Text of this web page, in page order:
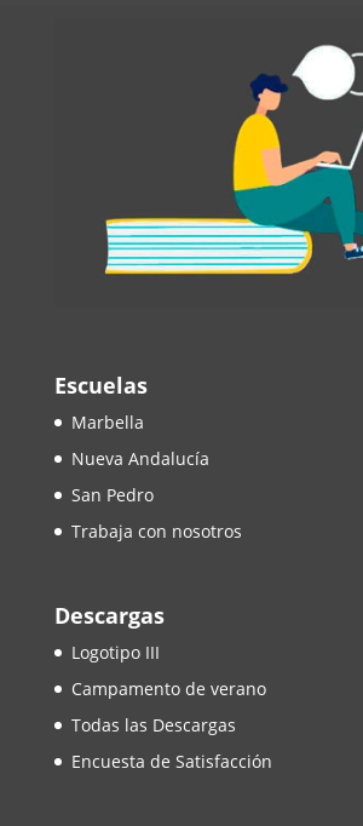
Escuelas
Marbella
Nueva Andalucía
San Pedro
Trabaja con nosotros
Descargas
Logotipo III
Campamento de verano
Todas las Descargas
Encuesta de Satisfacción